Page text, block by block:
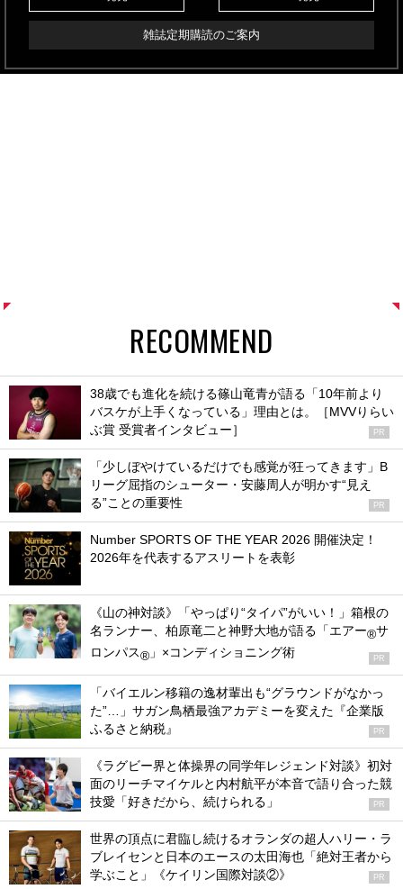
雑誌定期購読のご案内
RECOMMEND
38歳でも進化を続ける篠山竜青が語る「10年前より
バスケが上手くなっている」理由とは。［MVVりらい
ぶ賞 受賞者インタビュー］
PR
「少しぼやけているだけでも感覚が狂ってきます」B
リーグ屈指のシューター・安藤周人が明かす“見え
る”ことの重要性
PR
Number SPORTS OF THE YEAR 2026 開催決定！
2026年を代表するアスリートを表彰
《山の神対談》「やっぱり“タイパ”がいい！」箱根の
名ランナー、柏原竜二と神野大地が語る「エアー®サ
ロンパス® 」×コンディショニング術 PR
「バイエルン移籍の逸材輩出も“グラウンドがなかっ
た”…」サガン鳥栖最強アカデミーを変えた『企業版
ふるさと納税』
PR
《ラグビー界と体操界の同学年レジェンド対談》初対
面のリーチマイケルと内村航平が本音で語り合った競
技愛「好きだから、続けられる」
PR
世界の頂点に君臨し続けるオランダの超人ハリー・ラ
ブレイセンと日本のエースの太田海也「絶対王者から
学ぶこと」《ケイリン国際対談②》
PR